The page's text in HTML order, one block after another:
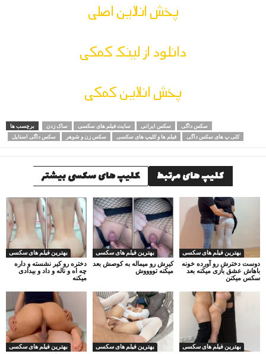
پخش انلاین اصلی
دانلود از لینک کمکی
پخش انلاین کمکی
برچسب ها ساک زدن سایت فیلم های سکسی سکس ایرانی
سکس داگی
سکس داگی استایل
سکس زن و شوهر فیلم ها و کلیپ های سکسی کلی پ های سکس داگی
کلیپ های مرتبط کلیپ های سکسی بیشتر
بهترین فیلم های سکسی
دختره رو کیر نشسته و داره
چه اه و ناله و داد و بیدادی
میکنه
بهترین فیلم های سکسی
کیرش رو میماله به کوصش بعد
میکنه تووووش
بهترین فیلم های سکسی
دوست دخترش رو آورده خونه
باهاش عشق بازی میکنه بعد
سکس میکنن
بهترین فیلم های سکسی بهترین فیلم های سکسی بهترین فیلم های سکسی